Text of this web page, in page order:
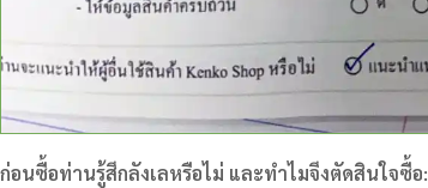
ก่อนซื้อท่านรู้สึกลังเลหรือไม่ และทำไมจึงตัดสินใจซื้อ: